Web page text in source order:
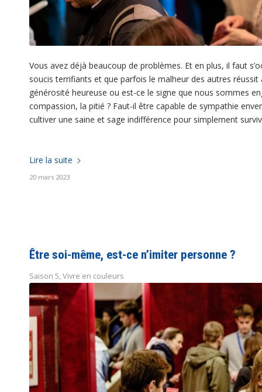
Vous avez déjà beaucoup de problèmes. Et en plus, il faut
soucis terrifiants et que parfois le malheur des autres
générosité heureuse ou est-ce le signe que nous sommes
compassion, la pitié ? Faut-il être capable de sympathie
cultiver une saine et sage indifférence pour simplement
Lire la suite
20 mars 2023
Être soi-même, est-ce n’imiter personne ?
Saison 5, Vivre en couleurs